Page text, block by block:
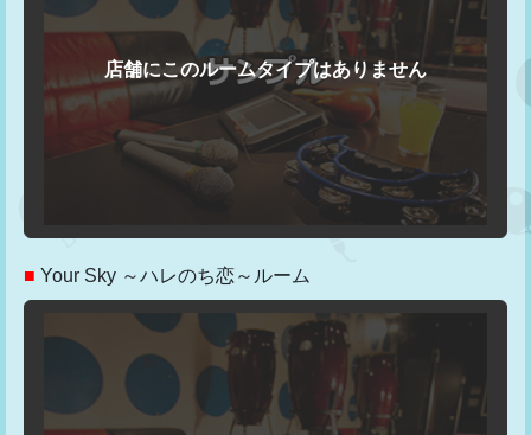
■ Your Sky ～ハレのち恋～ルーム